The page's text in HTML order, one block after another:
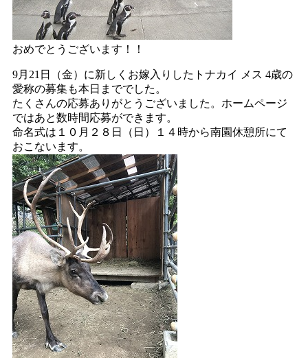
おめでとうございます！！
9月21日（金）に新しくお嫁入りしたトナカイ メス 4歳の
愛称の募集も本日まででした。
たくさんの応募ありがとうございました。ホームページ
ではあと数時間応募ができます。
命名式は１０月２８日（日）１４時から南園休憩所にて
おこないます。